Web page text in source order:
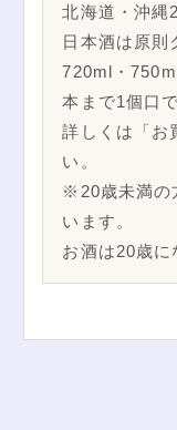
北海道・沖縄
日本酒は原則
720ml・
本まで1個口で
詳しくは「お
い。
※20歳未満の
います。
お酒は20歳に